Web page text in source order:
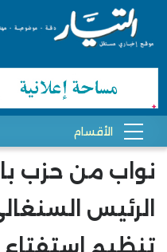
نواب من حزب
الرئيس
تنظيم